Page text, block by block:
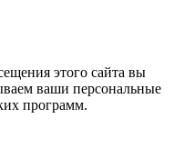
этого сайта вы
ваши персональные
программ.